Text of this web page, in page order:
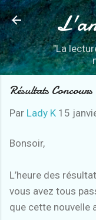
"La
Résultats
Par Lady K 15
Bonsoir,
L’heure des
vous avez tous
que cette nouvelle